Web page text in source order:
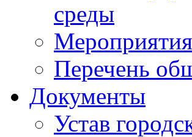
среды
Перечень
Документы
Устав